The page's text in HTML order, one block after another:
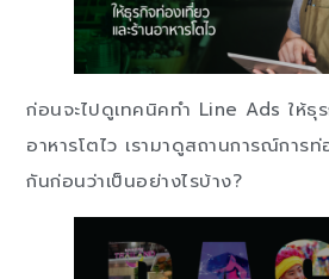
ก่อนจะไปดูเทคนิคทำ Line Ads ให้ธุ
อาหารโตไว เรามาดูสถานการณ์การท่
กันก่อนว่าเป็นอย่างไรบ้าง?